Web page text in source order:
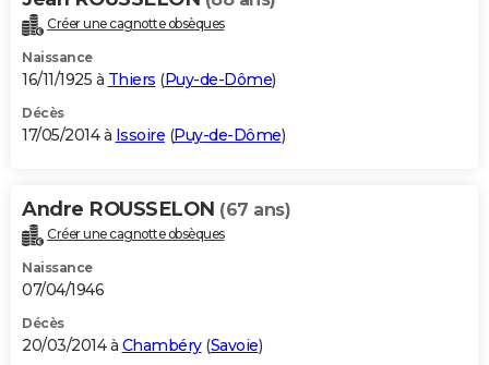
Créer une cagnotte obsèques
Naissance
16/11/1925 à Thiers (Puy-de-Dôme)
Décès
17/05/2014 à Issoire (Puy-de-Dôme)
Andre ROUSSELON (67 ans)
Créer une cagnotte obsèques
Naissance
07/04/1946
Décès
20/03/2014 à Chambéry(Savoie)